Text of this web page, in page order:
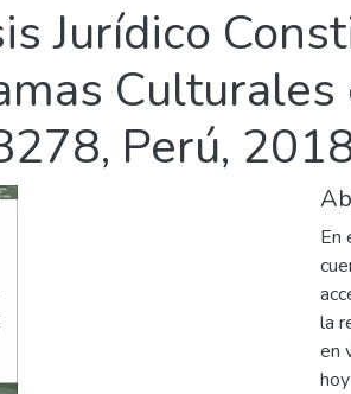
Jurídico
Perú,
En
la
en